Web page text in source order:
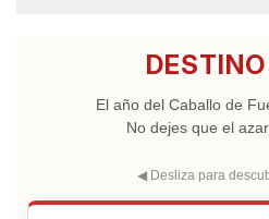
El año del Caballo de
No dejes que el
◀ Desliza para